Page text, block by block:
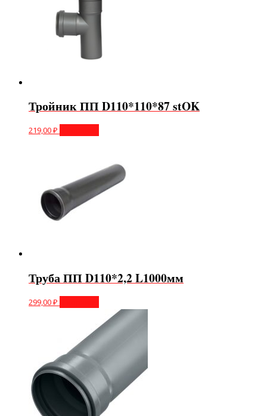
Тройник ПП D110*110*87 stOK
219,00₽
Труба ПП D110*2,2 L1000мм
299,00₽